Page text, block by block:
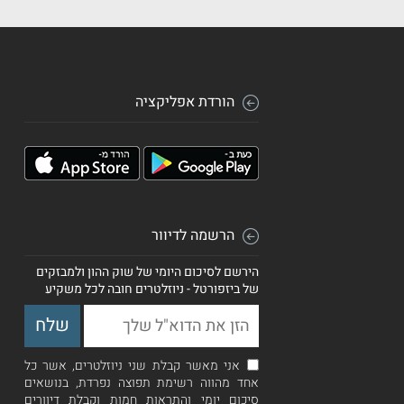
הורדת אפליקציה
הרשמה לדיוור
הירשם לסיכום היומי של שוק ההון ולמבזקים
של ביזפורטל - ניוזלטרים חובה לכל משקיע
אני מאשר קבלת שני ניוזלטרים, אשר כל
אחד מהווה רשימת תפוצה נפרדת, בנושאים
סיכום יומי והתראות חמות וקבלת דיוורים